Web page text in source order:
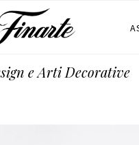
e Arti Decorative